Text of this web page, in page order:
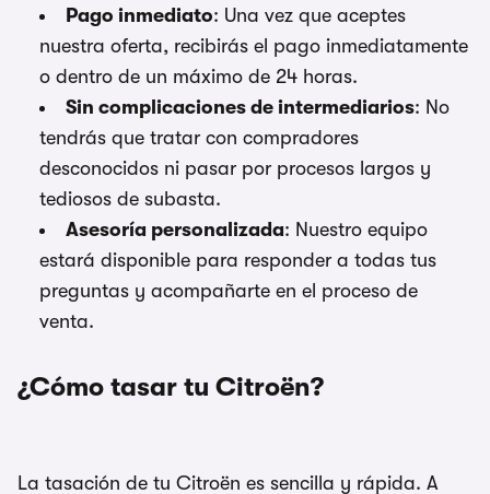
Pago inmediato: Una vez que aceptes
nuestra oferta, recibirás el pago inmediatamente
o dentro de un máximo de 24 horas.
Sin complicaciones de intermediarios: No
tendrás que tratar con compradores
desconocidos ni pasar por procesos largos y
tediosos de subasta.
Asesoría personalizada: Nuestro equipo
estará disponible para responder a todas tus
preguntas y acompañarte en el proceso de
venta.
¿Cómo tasar tu Citroën?
La tasación de tu Citroën es sencilla y rápida. A